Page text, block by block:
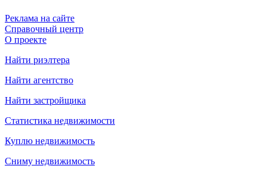
Реклама на сайте
Справочный центр
О проекте
Найти риэлтера
Найти агентство
Найти застройщика
Статистика недвижимости
Куплю недвижимость
Сниму недвижимость